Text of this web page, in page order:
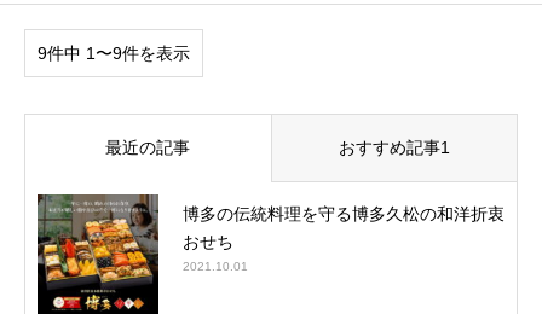
9件中 1〜9件を表示
最近の記事 おすすめ記事1
博多の伝統料理を守る博多久松の和洋折衷
おせち
2021.10.01